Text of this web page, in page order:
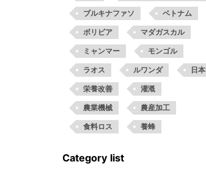
ブルキナファソ ベトナム
ボリビア マダガスカル
ミャンマー モンゴル
ラオス ルワンダ 日本
栄養改善 灌漑
農業機械 農産加工
食料ロス 養蜂
Category list